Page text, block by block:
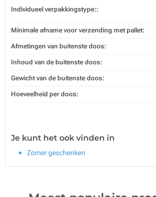
Individueel verpakkingstype::
Minimale afname voor verzending met pallet:
Afmetingen van buitenste doos:
Inhoud van de buitenste doos:
Gewicht van de buitenste doos:
Hoeveelheid per doos:
Je kunt het ook vinden in
Zomer geschenken